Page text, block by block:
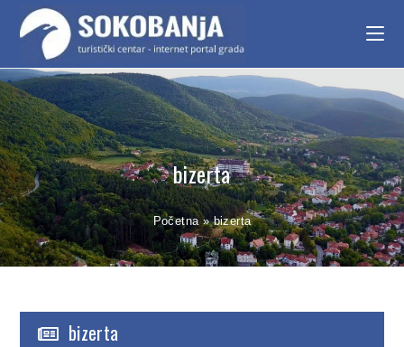
bizerta
Početna»bizerta
bizerta